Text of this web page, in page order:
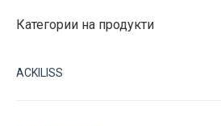
Категории на продукти
ACKILISS